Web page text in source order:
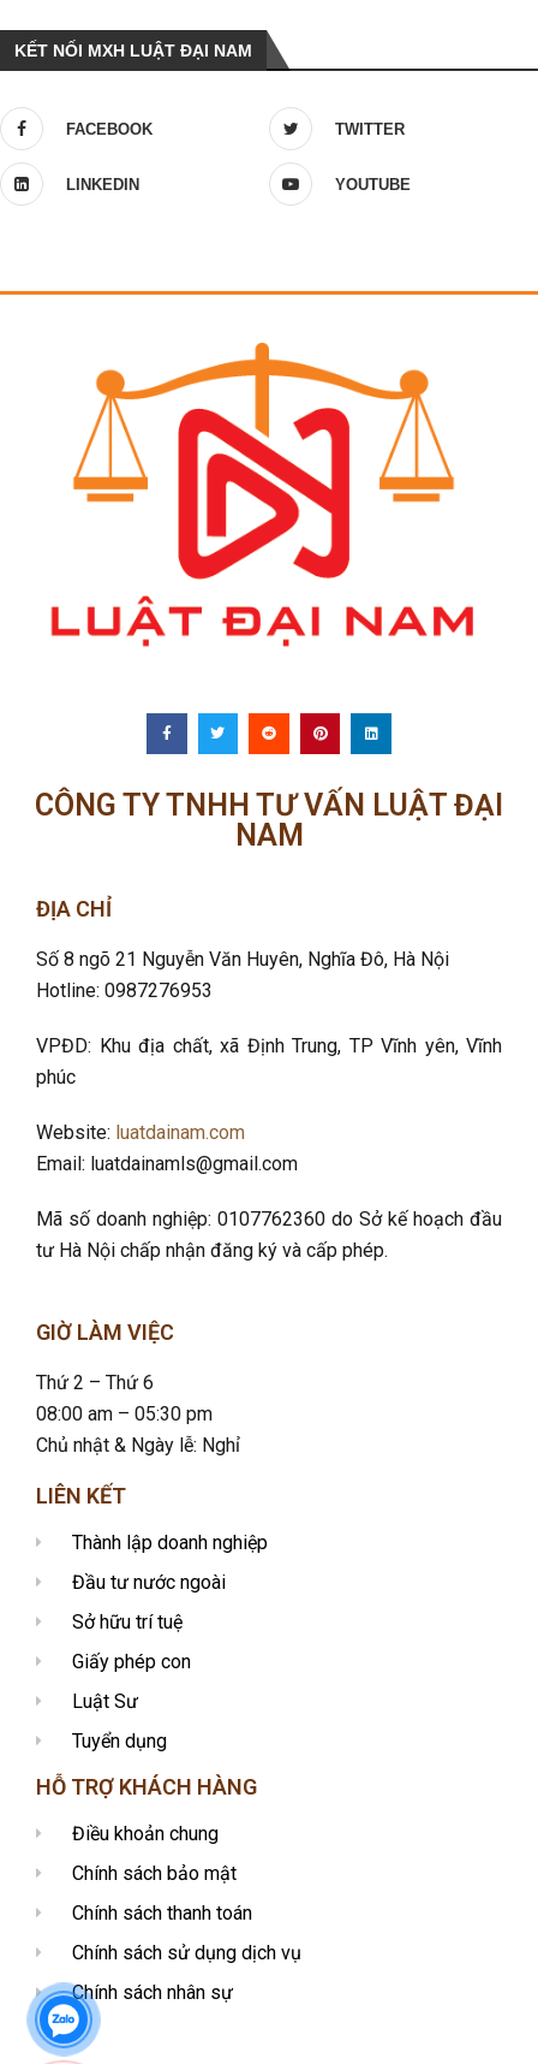
KẾT NỐI MXH LUẬT ĐẠI NAM
FACEBOOK TWITTER
LINKEDIN YOUTUBE
CÔNG TY TNHH TƯ VẤN LUẬT ĐẠI
NAM
ĐỊA CHỈ
Số 8 ngõ 21 Nguyễn Văn Huyên, Nghĩa Đô, Hà Nội
Hotline: 0987276953
VPĐD: Khu địa chất, xã Định Trung, TP Vĩnh yên, Vĩnh
phúc
Website: luatdainam.com
Email: luatdainamls@gmail.com
Mã số doanh nghiệp: 0107762360 do Sở kế hoạch đầu
tư Hà Nội chấp nhận đăng ký và cấp phép.
GIỜ LÀM VIỆC
Thứ 2 – Thứ 6
08:00 am – 05:30 pm
Chủ nhật & Ngày lễ: Nghỉ
LIÊN KẾT
Thành lập doanh nghiệp
Đầu tư nước ngoài
Sở hữu trí tuệ
Giấy phép con
Luật Sư
Tuyển dụng
HỖ TRỢ KHÁCH HÀNG
Điều khoản chung
Chính sách bảo mật
Chính sách thanh toán
Chính sách sử dụng dịch vụ
Chính sách nhân sự